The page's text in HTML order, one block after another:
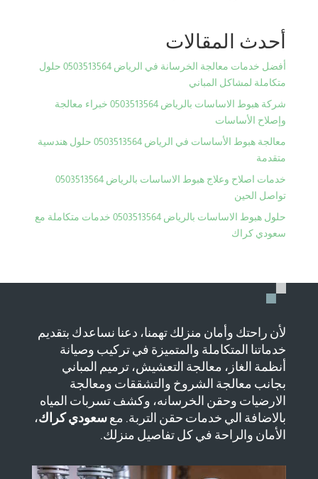
أحدث المقالات
أفضل خدمات معالجة الخرسانة في الرياض 0503513564 حلول
متكاملة لمشاكل المباني
شركة هبوط الاساسات بالرياض 0503513564 خبراء معالجة
وإصلاح الأساسات
معالجة هبوط الأساسات في الرياض 0503513564 حلول هندسية
متقدمة
خدمات اصلاح وعلاج هبوط الاساسات بالرياض 0503513564
تواصل الحين
حلول هبوط الاساسات بالرياض 0503513564 خدمات متكاملة مع
سعودي كراك
لأن راحتك وأمان منزلك تهمنا، دعنا نساعدك بتقديم
خدماتنا المتكاملة والمتميزة في تركيب وصيانة
أنظمة الغاز، معالجة التعشيش، ترميم المباني
بجانب معالجة الشروخ والتشققات ومعالجة
الارضيات وحقن الخرسانه، وكشف تسربات المياه
بالاضافة الي خدمات حقن التربة. مع سعودي كراك،
الأمان والراحة في كل تفاصيل منزلك.